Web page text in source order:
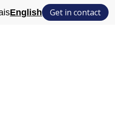
English Get in contact